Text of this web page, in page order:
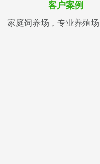
客户案例
家庭饲养场，专业养殖